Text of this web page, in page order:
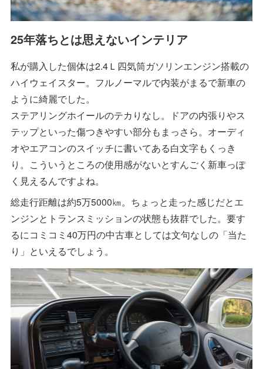
25年落ちとは思えないインテリア
私が購入した個体は2.4Ｌ四気筒ガソリンエンジン搭載の
ハイウェイスター。フルノーマルで内装がまるで新車の
ように綺麗でした。
ステアリングホイールのテカりなし。ドアの内張りやス
テップといった傷つきやすい部分もまっさら。オーディ
オやエアコンのスイッチに書いてある白文字もくっき
り。こういうところの使用感がないとすんごく新車っぽ
く見えるんですよね。
総走行距離は約5万5000㎞。ちょっと走った感じだとエ
ンジンとトランスミッションの状態も抜群でした。要す
るにコミコミ40万円の中古車としては文句なしの「当た
り」といえるでしょう。